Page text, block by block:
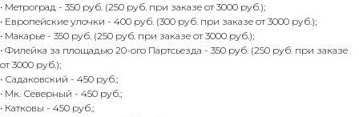
• Метроград - 350 руб. (250 руб. при заказе от 3000 руб.);
• Европейские улочки - 400 руб. (300 руб. при заказе от 3000 руб.);
• Макарье - 350 руб. (250 руб. при заказе от 3000 руб.);
• Филейка за площадью 20-ого Партсьезда - 350 руб. (250 руб. при заказе
от 3000 руб.);
• Садаковский - 450 руб.;
• Мк. Северный - 450 руб.;
• Катковы - 450 руб.;